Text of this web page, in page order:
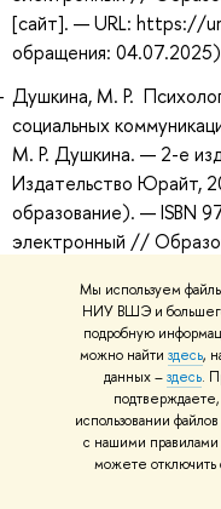
Мы используем
НИУ ВШЭ и большего
подробную
можно найти здесь,
данных –здесь.
использовании
с нашими правилами
можете отключить
[сайт]. — URL: https://
обращения:
Душкина, М. Р.
социальных
М. Р. Душкина. — 2-е
Издательство Юрайт,
образование). — ISBN
электронный //
обращения:
Душкина, М. Р.
социальных
М. Р. Душкина. — 2-е
Издательство
образование). — ISBN
электронный //